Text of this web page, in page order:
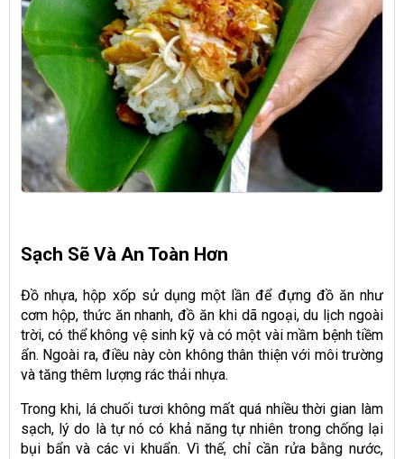
Sạch Sẽ Và An Toàn Hơn
Đồ nhựa, hộp xốp sử dụng một lần để đựng đồ ăn như
cơm hộp, thức ăn nhanh, đồ ăn khi dã ngoại, du lịch ngoài
trời, có thể không vệ sinh kỹ và có một vài mầm bệnh tiềm
ẩn. Ngoài ra, điều này còn không thân thiện với môi trường
và tăng thêm lượng rác thải nhựa.
Trong khi, lá chuối tươi không mất quá nhiều thời gian làm
sạch, lý do là tự nó có khả năng tự nhiên trong chống lại
bụi bẩn và các vi khuẩn. Vì thế, chỉ cần rửa bằng nước,